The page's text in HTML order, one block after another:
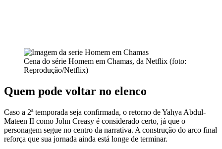
Cena do série Homem em Chamas, da Netflix (foto:
Reprodução/Netflix)
Quem pode voltar no elenco
Caso a 2ª temporada seja confirmada, o retorno de Yahya Abdul-
Mateen II como John Creasy é considerado certo, já que o
personagem segue no centro da narrativa. A construção do arco final
reforça que sua jornada ainda está longe de terminar.